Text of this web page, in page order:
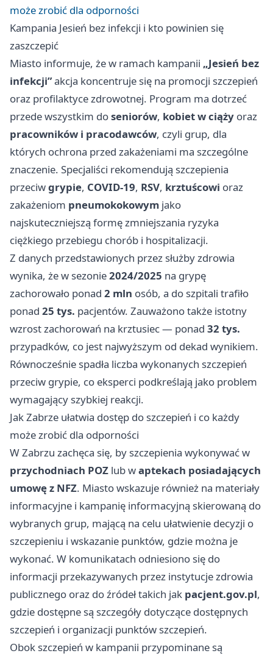
może zrobić dla odporności
Kampania Jesień bez infekcji i kto powinien się
zaszczepić
Miasto informuje, że w ramach kampanii „Jesień bez
infekcji”akcja koncentruje się na promocji szczepień
oraz profilaktyce zdrowotnej. Program ma dotrzeć
przede wszystkim doseniorów, kobiet w ciąży oraz
pracowników i pracodawców, czyli grup, dla
których ochrona przed zakażeniami ma szczególne
znaczenie. Specjaliści rekomendują szczepienia
przeciwgrypie, COVID-19, RSV, krztuścowi oraz
zakażeniom pneumokokowym jako
najskuteczniejszą formę zmniejszania ryzyka
ciężkiego przebiegu chorób i hospitalizacji.
Z danych przedstawionych przez służby zdrowia
wynika, że w sezonie2024/2025 na grypę
zachorowało ponad 2 mln osób, a do szpitali trafiło
ponad 25 tys. pacjentów. Zauważono także istotny
wzrost zachorowań na krztusiec — ponad 32 tys.
przypadków, co jest najwyższym od dekad wynikiem.
Równocześnie spadła liczba wykonanych szczepień
przeciw grypie, co eksperci podkreślają jako problem
wymagający szybkiej reakcji.
Jak Zabrze ułatwia dostęp do szczepień i co każdy
może zrobić dla odporności
W Zabrzu zachęca się, by szczepienia wykonywać w
przychodniach POZ lub waptekach posiadających
umowę z NFZ. Miasto wskazuje również na materiały
informacyjne i kampanię informacyjną skierowaną do
wybranych grup, mającą na celu ułatwienie decyzji o
szczepieniu i wskazanie punktów, gdzie można je
wykonać. W komunikatach odniesiono się do
informacji przekazywanych przez instytucje zdrowia
publicznego oraz do źródeł takich jak pacjent.gov.pl,
gdzie dostępne są szczegóły dotyczące dostępnych
szczepień i organizacji punktów szczepień.
Obok szczepień w kampanii przypominane są